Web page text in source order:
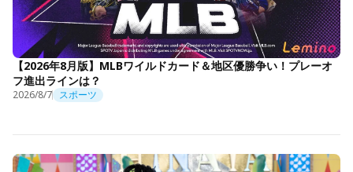
【2026年8月版】MLBワイルドカード＆地区優勝争い！プレーオ
フ進出ラインは？
2026/8/7 スポーツ